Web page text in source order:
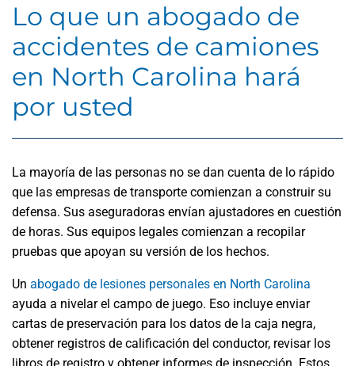
Lo que un abogado de
accidentes de camiones
en North Carolina hará
por usted
La mayoría de las personas no se dan cuenta de lo rápido
que las empresas de transporte comienzan a construir su
defensa. Sus aseguradoras envían ajustadores en cuestión
de horas. Sus equipos legales comienzan a recopilar
pruebas que apoyan su versión de los hechos.
Un abogado de lesiones personales en North Carolina
ayuda a nivelar el campo de juego. Eso incluye enviar
cartas de preservación para los datos de la caja negra,
obtener registros de calificación del conductor, revisar los